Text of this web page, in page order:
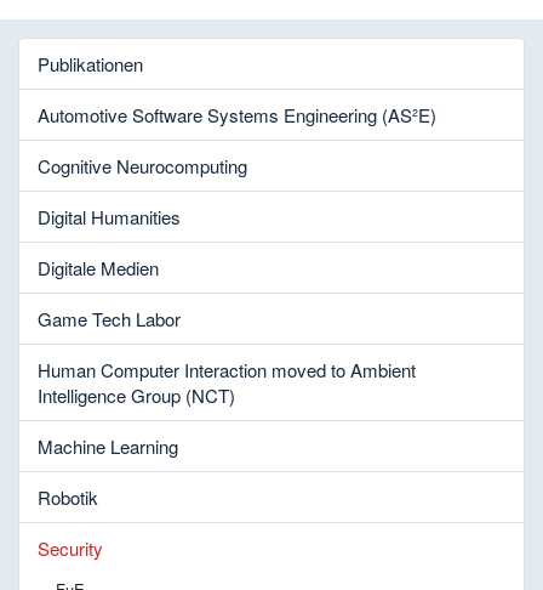
Publikationen
Automotive Software Systems Engineering (AS²E)
Cognitive Neurocomputing
Digital Humanities
Digitale Medien
Game Tech Labor
Human Computer Interaction moved to Ambient
Intelligence Group (NCT)
Machine Learning
Robotik
Security